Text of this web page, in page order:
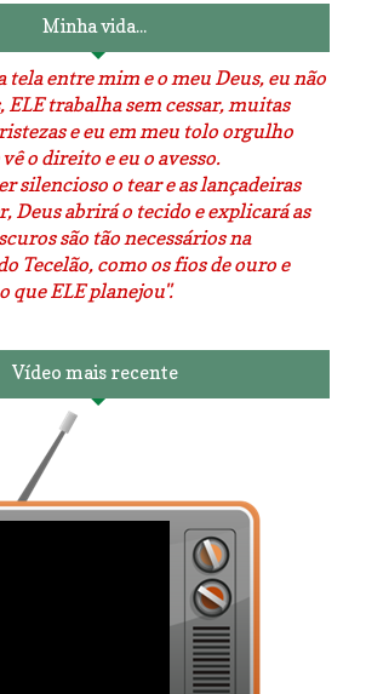
Minha vida...
tela entre mim e o meu Deus, eu não
ELE trabalha sem cessar, muitas
e eu em meu tolo orgulho
o direito e eu o avesso.
silencioso o tear e as lançadeiras
Deus abrirá o tecido e explicará as
são tão necessários na
Tecelão, como os fios de ouro e
que ELE planejou".
Vídeo mais recente